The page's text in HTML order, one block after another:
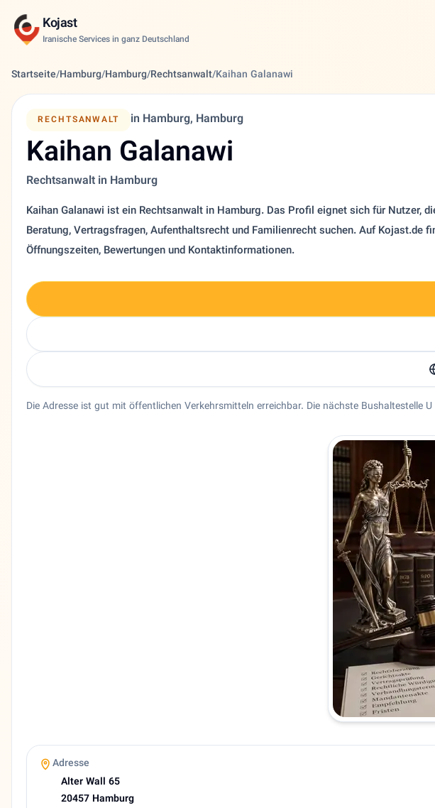
Kojast
Iranische Services in ganz Deutschland
Startseite/Hamburg/Hamburg/Rechtsanwalt/Kaihan Galanawi
RECHTSANWALT in Hamburg, Hamburg
Kaihan Galanawi
Rechtsanwalt in Hamburg
Kaihan Galanawi ist ein Rechtsanwalt in Hamburg. Das Profil eignet sich für Nutzer,
Beratung, Vertragsfragen, Aufenthaltsrecht und Familienrecht suchen. Auf Kojast.de
Öffnungszeiten, Bewertungen und Kontaktinformationen.
Die Adresse ist gut mit öffentlichen Verkehrsmitteln erreichbar. Die nächste Bushaltestelle
Rechtsanwalt Kaihan Galanawi in Hamburg, Hamburg. 🇩🇪 Kaihan Galanawi -
4,0 (17 Google reviews)
Heutige Öffnungszeiten
Geschlossen
About Kaihan Galanawi
Adresse
Alter Wall 65
20457 Hamburg